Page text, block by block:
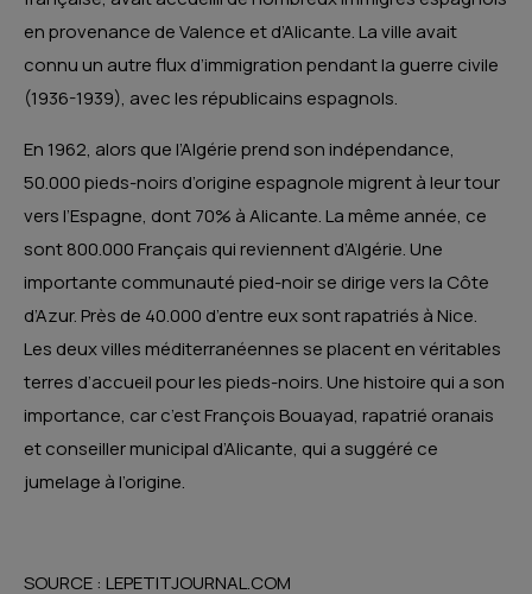
en provenance de Valence et d’Alicante. La ville avait
connu un autre flux d’immigration pendant la guerre civile
(1936-1939), avec les républicains espagnols.
En 1962, alors que l’Algérie prend son indépendance,
50.000 pieds-noirs d’origine espagnole migrent à leur tour
vers l’Espagne, dont 70% à Alicante. La même année, ce
sont 800.000 Français qui reviennent d’Algérie. Une
importante communauté pied-noir se dirige vers la Côte
d’Azur. Près de 40.000 d’entre eux sont rapatriés à Nice.
Les deux villes méditerranéennes se placent en véritables
terres d’accueil pour les pieds-noirs. Une histoire qui a son
importance, car c’est François Bouayad, rapatrié oranais
et conseiller municipal d’Alicante, qui a suggéré ce
jumelage à l’origine.
SOURCE : LEPETITJOURNAL.COM